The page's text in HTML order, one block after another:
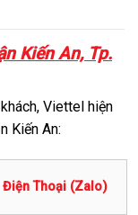
Kiến An, Tp.
Viettel hiện
Kiến An:
Điện Thoại (Zalo)